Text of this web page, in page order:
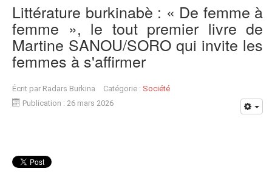
Littérature burkinabè : « De femme à
femme », le tout premier livre de
Martine SANOU/SORO qui invite les
femmes à s'affirmer
Écrit par Radars Burkina Catégorie : Société
Publication : 26 mars 2026